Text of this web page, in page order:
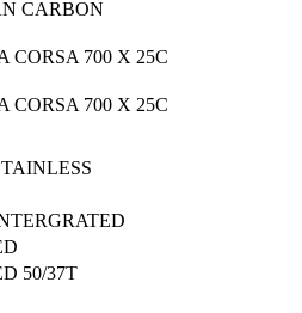
CARBON
CORSA 700 X 25C
CORSA 700 X 25C
50/37T